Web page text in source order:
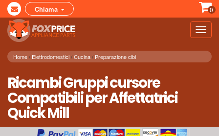
Chiama 0
Home Elettrodomestici Cucina Preparazione cibi
Ricambi Gruppi cursore
Compatibili per Affettatrici
Quick Mill